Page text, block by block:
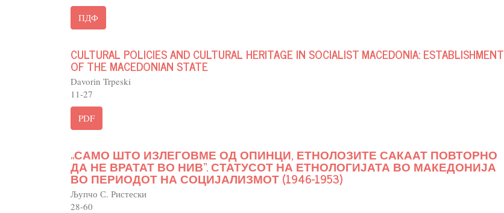
ПДФ
CULTURAL POLICIES AND CULTURAL HERITAGE IN SOCIALIST MACEDONIA: ESTABLISHMENT
OF THE MACEDONIAN STATE
Davorin Trpeski
11-27
PDF
„САМО ШТО ИЗЛЕГОВМЕ ОД ОПИНЦИ, ЕТНОЛОЗИТЕ САКААТ ПОВТОРНО
ДА НЕ ВРАТАТ ВО НИВ“. СТАТУСОТ НА ЕТНОЛОГИЈАТА ВО МАКЕДОНИЈА
ВО ПЕРИОДОТ НА СОЦИЈАЛИЗМОТ (1946-1953)
Љупчо С. Ристески
28-60